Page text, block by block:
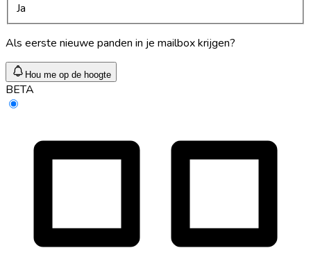
Ja
Als eerste nieuwe panden in je mailbox krijgen?
Hou me op de hoogte
BETA